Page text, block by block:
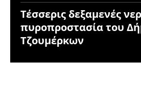
Τέσσερις δεξαμενές
πυροπροστασία του
Τζουμέρκων